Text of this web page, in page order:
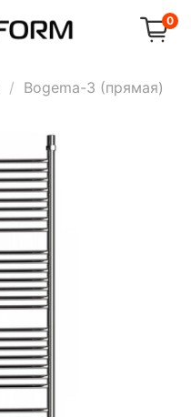
0
Bogema-3 (прямая)